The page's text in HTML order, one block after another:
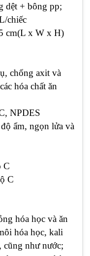
dệt + bông pp;
chiếc
cm(L x W x H)
chống axit và
hóa chất ăn
NPDES
ẩm, ngọn lửa và
C
C
hóa học và ăn
hóa học, kali
cũng như nước;